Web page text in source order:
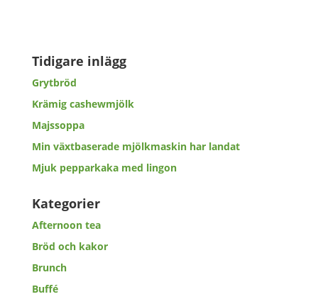
Tidigare inlägg
Grytbröd
Krämig cashewmjölk
Majssoppa
Min växtbaserade mjölkmaskin har landat
Mjuk pepparkaka med lingon
Kategorier
Afternoon tea
Bröd och kakor
Brunch
Buffé